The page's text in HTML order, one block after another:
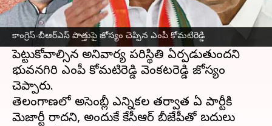
కాంగ్రెస్‌-బీఆర్‌ఎస్‌ పొత్తుపై జోస్యం చెప్పిన ఎంపీ కోమటిరెడ్డి
కాంగ్రెస్ ఎంపీకోమటిరెడ్డి వెంకట్ రెడ్డిచేసిన వ్యాఖ్యలు
తెలంగాణరాజకీయాల్లో కొత్త చర్చకు దారితీశాయి.
తెలంగాణసీఎం కేసీఆర్‌కు కాంగ్రెస్‌తో పొత్తు
పెట్టుకోవాల్సిన అనివార్య పరిస్థితి ఏర్పడుతుందని
భువనగిరి ఎంపీ కోమటిరెడ్డి వెంకటరెడ్డి జోస్యం
చెప్పారు.
తెలంగాణలో అసెంబ్లీ ఎన్నికల తర్వాత ఏ పార్టీకి
మెజార్టీ రాదని, అందుకే కేసీఆర్ బీజేపీతో బదులు